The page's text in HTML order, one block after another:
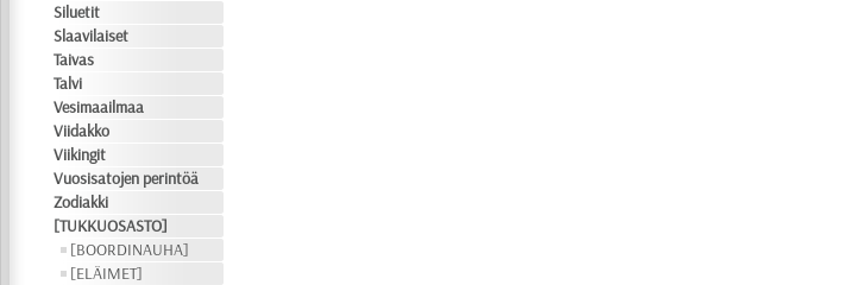
Siluetit
Slaavilaiset
Taivas
Talvi
Vesimaailmaa
Viidakko
Viikingit
Vuosisatojen perintöä
Zodiakki
[TUKKUOSASTO]
[BOORDINAUHA]
[ELÄIMET]